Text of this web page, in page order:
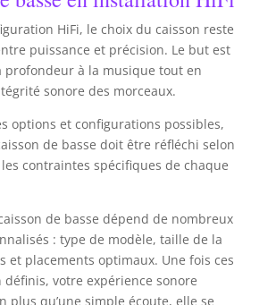
HiFi, le choix du caisson reste
puissance et précision. Le but est
profondeur à la musique tout en
sonore des morceaux.
options et configurations possibles,
de basse doit être réfléchi selon
contraintes spécifiques de chaque
de basse dépend de nombreux
: type de modèle, taille de la
et placements optimaux. Une fois ces
votre expérience sonore
plus qu’une simple écoute, elle se